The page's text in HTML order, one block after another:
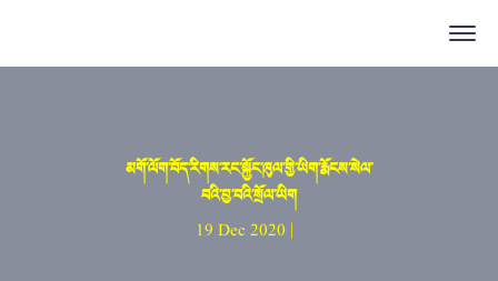
མགོ་ལོག་བོད་རིགས་རང་སྐྱོང་ཁུལ་གྱི་ཡིག་རྨོངས་སེལ་
བའི་བྱ་བའི་སྲོལ་ཡིག
19 Dec 2020 |